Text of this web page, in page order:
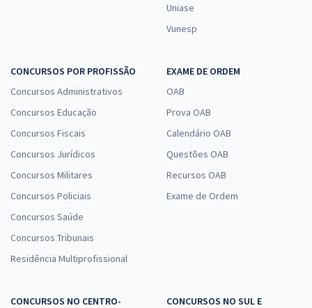
Uniase
Vunesp
CONCURSOS POR PROFISSÃO
Concursos Administrativos
Concursos Educação
Concursos Fiscais
Concursos Jurídicos
Concursos Militares
Concursos Policiais
Concursos Saúde
Concursos Tribunais
Residência Multiprofissional
EXAME DE ORDEM
OAB
Prova OAB
Calendário OAB
Questões OAB
Recursos OAB
Exame de Ordem
CONCURSOS NO CENTRO-
CONCURSOS NO SUL E